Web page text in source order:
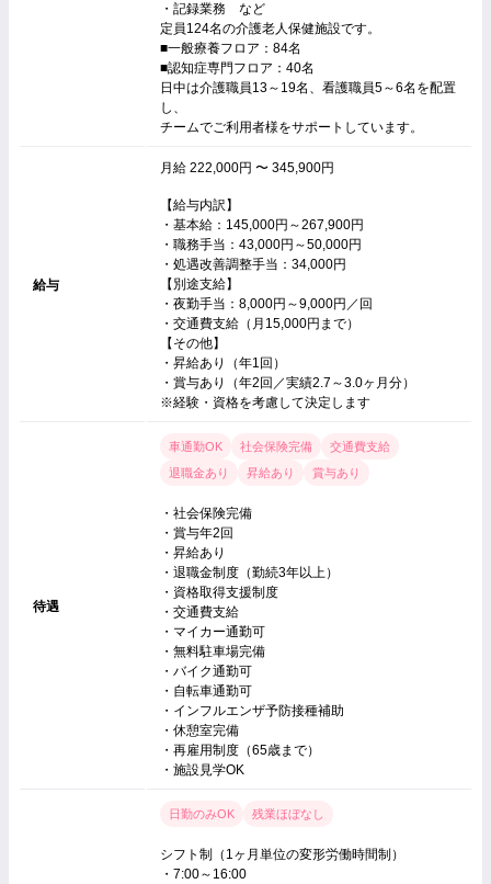
・記録業務 など
定員124名の介護老人保健施設です。
■一般療養フロア：84名
■認知症専門フロア：40名
日中は介護職員13～19名、看護職員5～6名を配置
し、
チームでご利用者様をサポートしています。
給与
月給 222,000円 〜 345,900円
【給与内訳】
・基本給：145,000円～267,900円
・職務手当：43,000円～50,000円
・処遇改善調整手当：34,000円
【別途支給】
・夜勤手当：8,000円～9,000円／回
・交通費支給（月15,000円まで）
【その他】
・昇給あり（年1回）
・賞与あり（年2回／実績2.7～3.0ヶ月分）
※経験・資格を考慮して決定します
待遇
車通勤OK 社会保険完備
交通費支給
退職金あり
昇給あり 賞与あり
・社会保険完備
・賞与年2回
・昇給あり
・退職金制度（勤続3年以上）
・資格取得支援制度
・交通費支給
・マイカー通勤可
・無料駐車場完備
・バイク通勤可
・自転車通勤可
・インフルエンザ予防接種補助
・休憩室完備
・再雇用制度（65歳まで）
・施設見学OK
日勤のみOK 残業ほぼなし
シフト制（1ヶ月単位の変形労働時間制）
・7:00～16:00